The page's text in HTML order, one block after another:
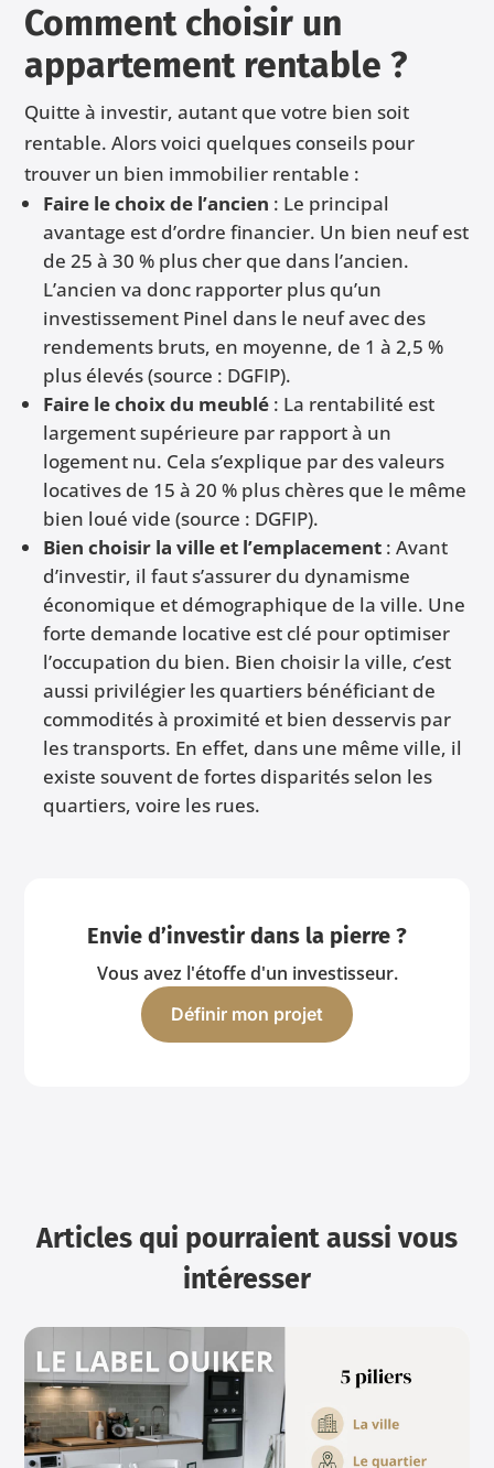
Comment choisir un
appartement rentable ?
Quitte à investir, autant que votre bien soit
rentable. Alors voici quelques conseils pour
trouver un bien immobilier rentable :
Faire le choix de l’ancien : Le principal
avantage est d’ordre financier. Un bien neuf est
de 25 à 30 % plus cher que dans l’ancien.
L’ancien va donc rapporter plus qu’un
investissement Pinel dans le neuf avec des
rendements bruts, en moyenne, de 1 à 2,5 %
plus élevés (source : DGFIP).
Faire le choix du meublé : La rentabilité est
largement supérieure par rapport à un
logement nu. Cela s’explique par des valeurs
locatives de 15 à 20 % plus chères que le même
bien loué vide (source : DGFIP).
Bien choisir la ville et l’emplacement : Avant
d’investir, il faut s’assurer du dynamisme
économique et démographique de la ville. Une
forte demande locative est clé pour optimiser
l’occupation du bien. Bien choisir la ville, c’est
aussi privilégier les quartiers bénéficiant de
commodités à proximité et bien desservis par
les transports. En effet, dans une même ville, il
existe souvent de fortes disparités selon les
quartiers, voire les rues.
Envie d’investir dans la pierre ?
Vous avez l'étoffe d'un investisseur.
Définir mon projet
Articles qui pourraient aussi vous
intéresser